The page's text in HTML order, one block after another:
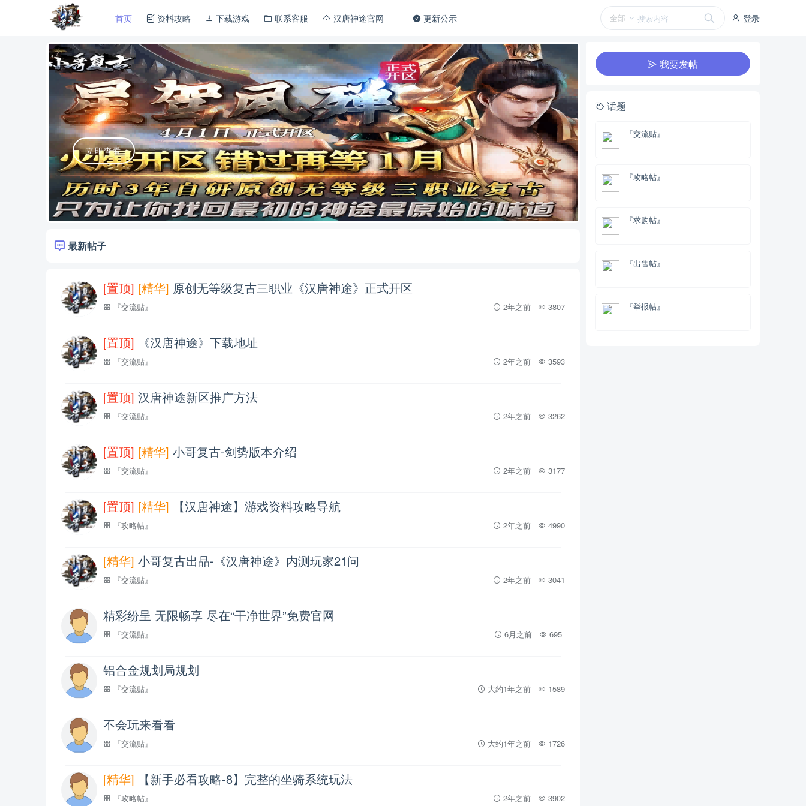
登录
全部
首页 资料攻略 下载游戏 联系客服 汉唐神途官网 更新公示
立即查看
最新帖子
[置顶] [精华] 原创无等级复古三职业《汉唐神途》正式开区
『交流贴』 2年之前 3807
[置顶] 《汉唐神途》下载地址
『交流贴』 2年之前 3593
[置顶] 汉唐神途新区推广方法
『交流贴』 2年之前 3262
[置顶] [精华] 小哥复古-剑势版本介绍
『交流贴』 2年之前 3177
[置顶] [精华] 【汉唐神途】游戏资料攻略导航
『攻略帖』 2年之前 4990
[精华] 小哥复古出品-《汉唐神途》内测玩家21问
『交流贴』 2年之前 3041
精彩纷呈 无限畅享 尽在“干净世界”免费官网
『交流贴』 6月之前 695
铝合金规划局规划
『交流贴』 大约1年之前 1589
不会玩来看看
『交流贴』 大约1年之前 1726
[精华] 【新手必看攻略-8】完整的坐骑系统玩法
『攻略帖』 2年之前 3902
我要发帖
话题
『交流贴』
『攻略帖』
『求购帖』
『出售帖』
『举报帖』